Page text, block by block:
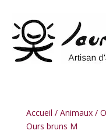
Accueil / Animaux/
Ours bruns M